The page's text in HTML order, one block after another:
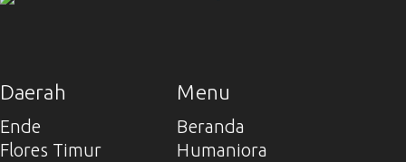
Daerah
Ende
Flores Timur
Menu
Beranda
Humaniora